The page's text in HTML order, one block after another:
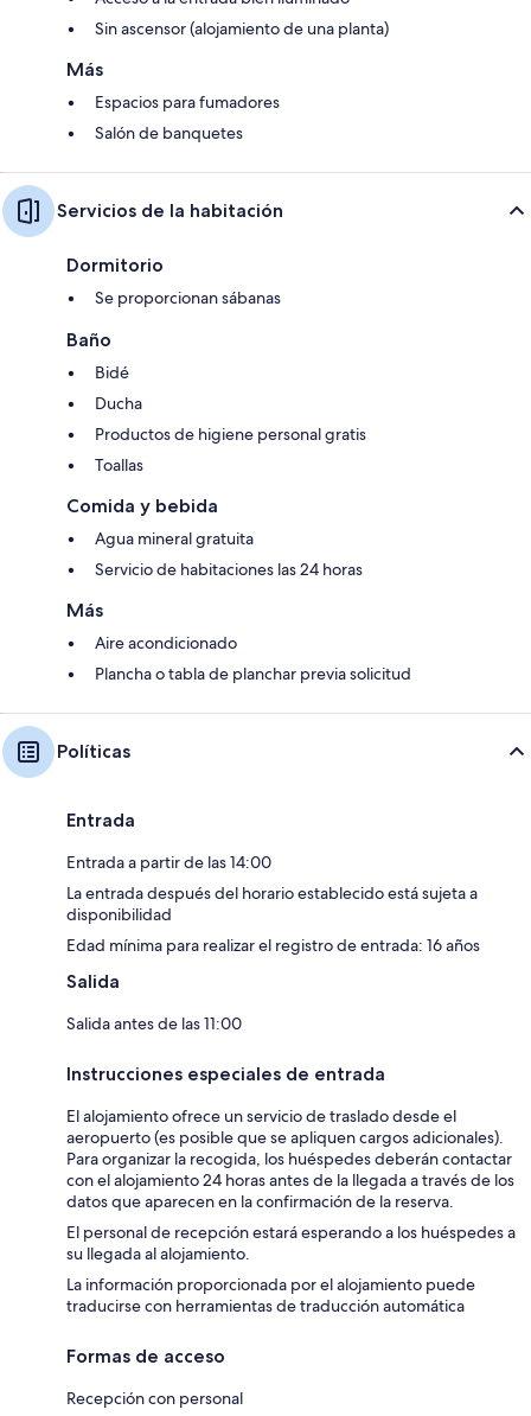
Sin ascensor (alojamiento de una planta)
Más
Espacios para fumadores
Salón de banquetes
Servicios de la habitación
Dormitorio
Se proporcionan sábanas
Baño
Bidé
Ducha
Productos de higiene personal gratis
Toallas
Comida y bebida
Agua mineral gratuita
Servicio de habitaciones las 24 horas
Más
Aire acondicionado
Plancha o tabla de planchar previa solicitud
Políticas
Entrada
Entrada a partir de las 14:00
La entrada después del horario establecido está sujeta a
disponibilidad
Edad mínima para realizar el registro de entrada: 16 años
Salida
Salida antes de las 11:00
Instrucciones especiales de entrada
El alojamiento ofrece un servicio de traslado desde el
aeropuerto (es posible que se apliquen cargos adicionales).
Para organizar la recogida, los huéspedes deberán contactar
con el alojamiento 24 horas antes de la llegada a través de los
datos que aparecen en la confirmación de la reserva.
El personal de recepción estará esperando a los huéspedes a
su llegada al alojamiento.
La información proporcionada por el alojamiento puede
traducirse con herramientas de traducción automática
Formas de acceso
Recepción con personal